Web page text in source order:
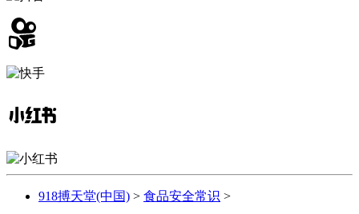
918搏天堂(中国) > 食品安全常识 >